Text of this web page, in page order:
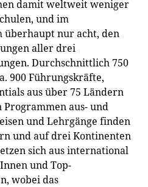
damit weltweit weniger
und im
überhaupt nur acht, den
aller drei
Durchschnittlich 750
900 Führungskräfte,
aus über 75 Ländern
aus- und
und Lehrgänge finden
und auf drei Kontinenten
sich aus international
und Top-
wobei das